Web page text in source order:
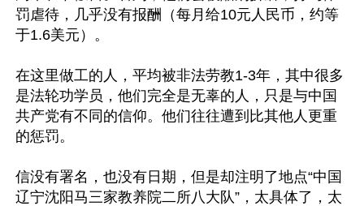
罚虐待，几乎没有报酬（每月给10元人民币，约等
于1.6美元）。
在这里做工的人，平均被非法劳教1-3年，其中很多
是法轮功学员，他们完全是无辜的人，只是与中国
共产党有不同的信仰。他们往往遭到比其他人更重
的惩罚。
信没有署名，也没有日期，但是却注明了地点“中国
辽宁沈阳马三家教养院二所八大队”，太具体了，太